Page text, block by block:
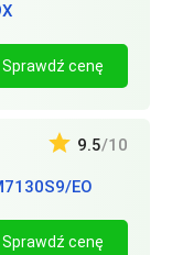
Sprawdź cenę
EO
9.5/10
Sprawdź cenę